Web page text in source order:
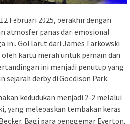
Februari 2025, berakhir dengan
atmosfer panas dan emosional
ini. Gol larut dari James Tarkowski
oleh kartu merah untuk pemain dan
ini menjadi penutup yang
sejarah derby di Goodison Park.
kedudukan menjadi 2-2 melalui
yang melepaskan tembakan keras
Bagi para penggemar Everton,